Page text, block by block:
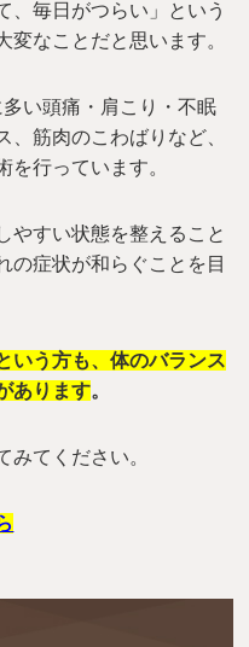
、毎日がつらい」という
なことだと思います。
い頭痛・肩こり・不眠
、筋肉のこわばりなど、
を行っています。
やすい状態を整えること
の症状が和らぐことを目
いう方も、体のバランス
あります。
みてください。